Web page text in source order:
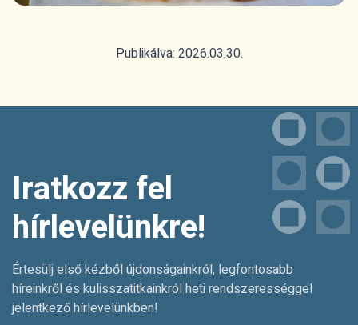
Publikálva: 2026.03.30.
Iratkozz fel
hírlevelünkre!
Értesülj első kézből újdonságainkról, legfontosabb
híreinkről és kulisszatitkainkról heti rendszerességgel
jelentkező hírlevelünkben!